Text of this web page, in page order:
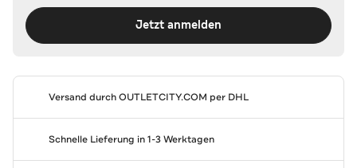
Jetzt anmelden
Versand durchOUTLETCITY.COM per DHL
Schnelle Lieferung in 1-3 Werktagen